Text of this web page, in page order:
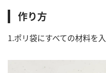
作り方
1.ポリ袋にすべての材料を入